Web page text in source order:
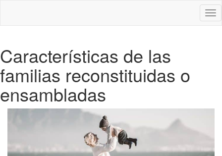
Características de las
familias reconstituidas o
ensambladas